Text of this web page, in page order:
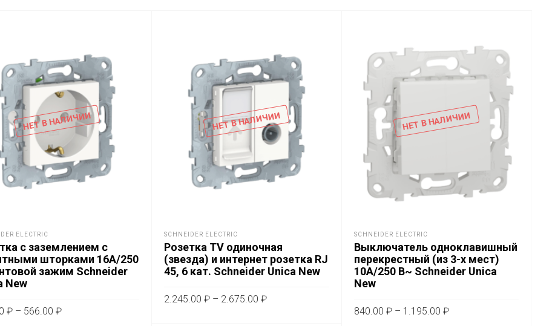
НЕТ В НАЛИЧИИ
ELECTRIC
с заземлением с
шторками 16A/250
зажим Schneider
New
₽ – 566.00 ₽Диапазон
НЕТ В НАЛИЧИИ
SCHNEIDER ELECTRIC
Розетка TV одиночная
(звезда) и интернет розетка RJ
45, 6 кат. Schneider Unica New
2.245.00 ₽ – 2.675.00 ₽Диапазон
НЕТ В НАЛИЧИИ
SCHNEIDER ELECTRIC
Выключатель одноклавишный
перекрестный (из 3-х мест)
10А/250 В~ Schneider Unica
New
840.00 ₽ – 1.195.00 ₽Диапазон